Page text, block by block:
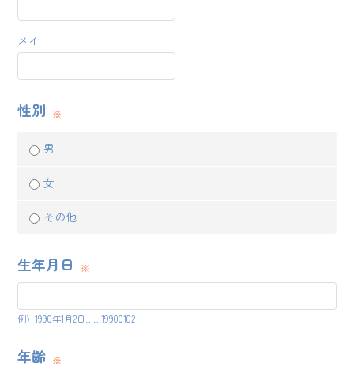
メイ
性別
男
女
その他
生年月日
例）1990年1月2日……19900102
年齢